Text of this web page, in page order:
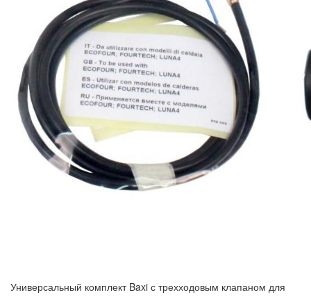
Универсальный комплект Baxi с трехходовым клапаном для